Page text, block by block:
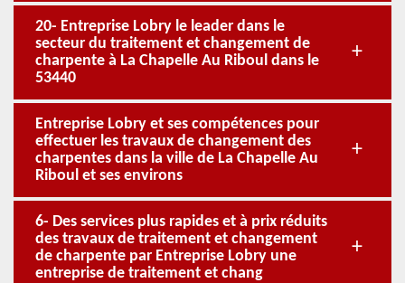
20- Entreprise Lobry le leader dans le
secteur du traitement et changement de
charpente à La Chapelle Au Riboul dans le
53440
Entreprise Lobry et ses compétences pour
effectuer les travaux de changement des
charpentes dans la ville de La Chapelle Au
Riboul et ses environs
6- Des services plus rapides et à prix réduits
des travaux de traitement et changement
de charpente par Entreprise Lobry une
entreprise de traitement et chang